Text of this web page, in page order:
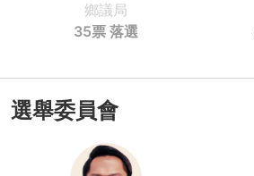
鄉議局
35票 落選
選舉委員會